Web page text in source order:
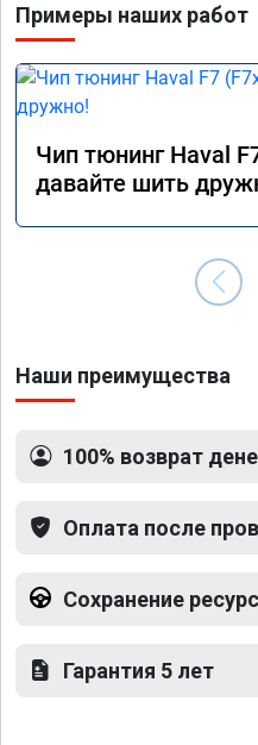
Расход топлива немного
спокойной езде, но при
как двигатель лучше
Работа была выполнена
17.01.26. Огромное
профессионализм!
Примеры наших работ
Чип тюнинг Haval
давайте шить
Наши преимущества
100% возврат
Оплата после
Сохранение
Гарантия 5 лет